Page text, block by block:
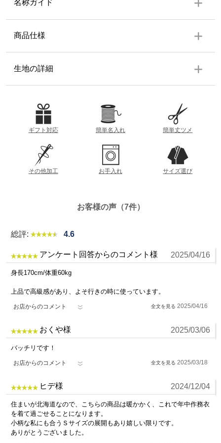
名称ガイド
ウエストから裾までの直線距離
股下
ウエスト
商品仕様
上着
右前ポケット１個、袖ゴム
ズボン
ウエスト後ろゴム前ボタン、共布紐、ファスナー付、ポケ
ット左右各１個、裾ゴム
表地：ポリエステル 65% 綿 35%
裏地：ポリエステル 65% 綿 35%
日本
生地の詳細
参考重量 (Lサイズ)
約1103g
春
夏 秋 冬
ギフト対応 簡単名入れ 簡単丈ツメ
その他加工 お手入れ サイズ選び
お客様の声（7件）
総評: 4.6
アンケート回答からのコメント様 2025/04/16
身長170cm/体重60kg
上品で高級感があり、よそ行きの時に使っています。
お店からのコメント 2025/04/16
おくや様 2025/03/06
バッチリです！
お店からのコメント 2025/03/18
ヒデ様 2024/12/04
住まいが北海道なので、こちらの商品は暖かかく、これで年中作務衣
を着て過ごせることになります。
小柄な私にも合うＳサイズの展開もあり嬉しい限りです。
ありがとうございました。